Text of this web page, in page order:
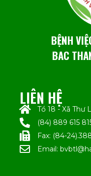
BỆNH
BAC
LIÊN HỆ
Tổ 18 - Xã Thư
(84) 889 615
Fax: (84-
Email: